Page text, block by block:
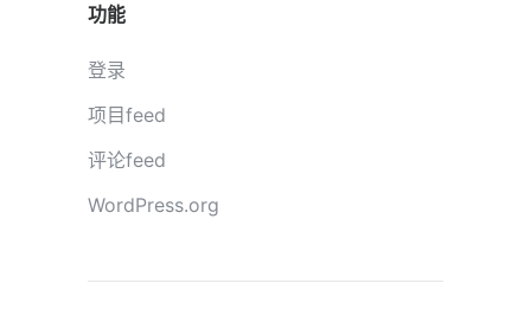
功能
登录
项目feed
评论feed
WordPress.org